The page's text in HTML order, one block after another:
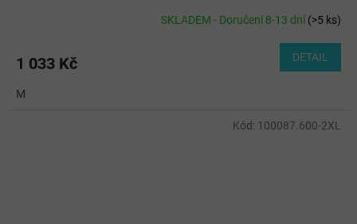
SKLADEM - Doručení 8-13 dní(>5 ks)
1 033 Kč DETAIL
M
Kód: 100087.600-2XL